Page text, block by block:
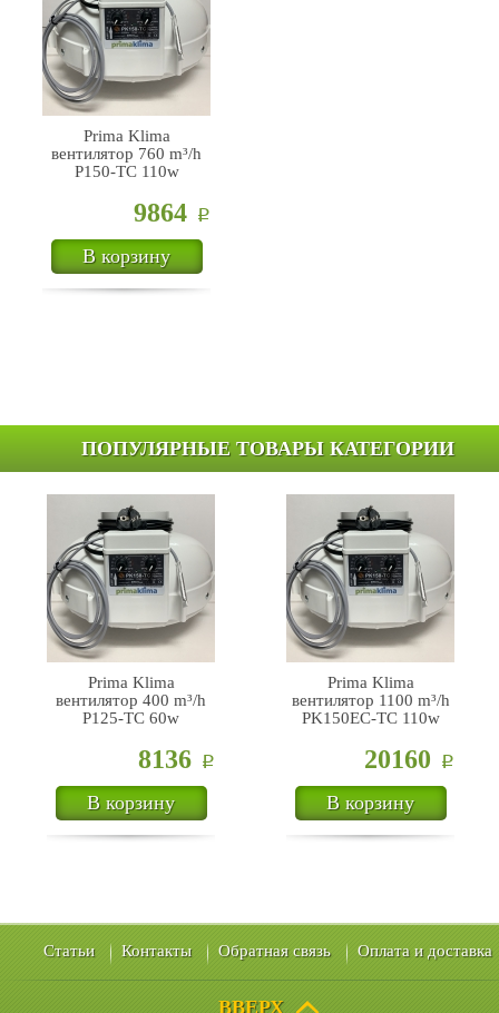
Prima Klima
вентилятор 760 m³/h
P150-TC 110w
9864 Р
В корзину
ПОПУЛЯРНЫЕ ТОВАРЫ КАТЕГОРИИ
Prima Klima
вентилятор 400 m³/h
P125-TC 60w
8136 Р
В корзину
Prima Klima
вентилятор 1100 m³/h
PK150EC-TC 110w
20160 Р
В корзину
Статьи Контакты Обратная связь Оплата и доставка
ВВЕРХ